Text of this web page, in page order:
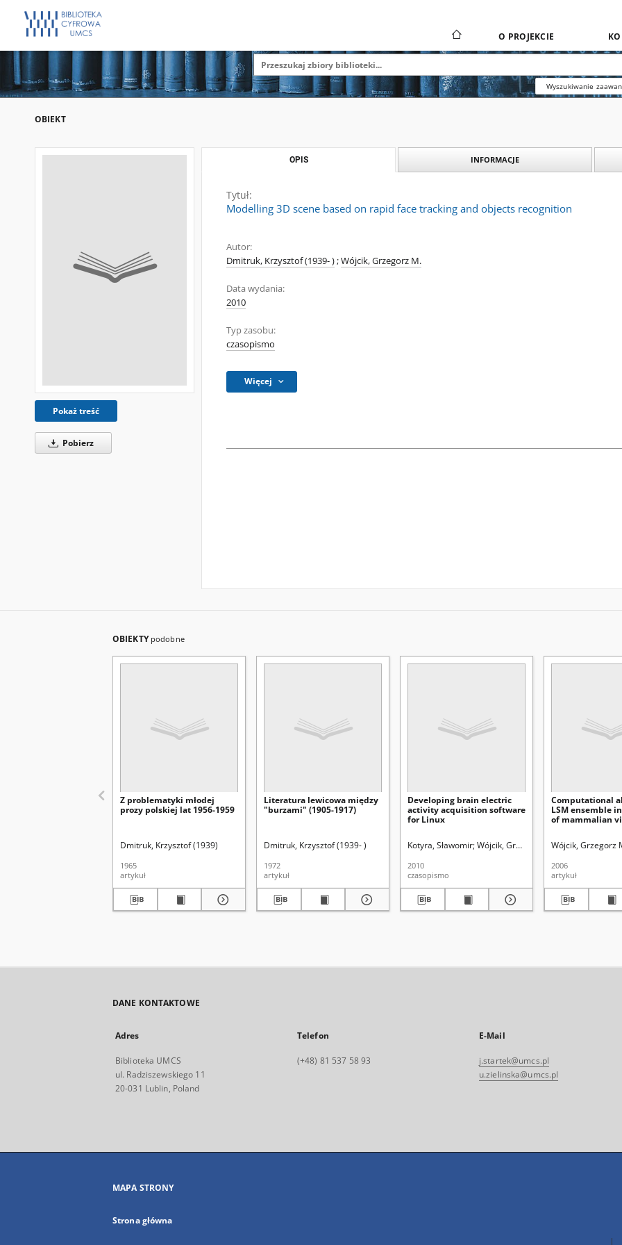
O PROJEKCIE
Wyszukiwanie
OBIEKT
Pokaż treść
Pobierz
OPIS INFORMACJE
Tytuł:
Modelling 3D scene based on rapid face tracking and objects recognition
Autor:
Dmitruk, Krzysztof (1939- );Wójcik, Grzegorz M.
Data wydania:
2010
Typ zasobu:
czasopismo
Więcej
OBIEKTY podobne
Z problematyki młodej
prozy polskiej lat 1956-1959
Dmitruk, Krzysztof (1939)
1965
artykuł
Literatura lewicowa między
"burzami" (1905-1917)
Dmitruk, Krzysztof (1939- )
1972
artykuł
Developing brain electric
activity acquisition software
for Linux
Kotyra, Sławomir Wójcik, Grzegorz M. Uniwersytet
2010
czasopismo
Computational
LSM ensemble
of mammalian
Wójcik, Grzegorz
2006
artykuł
DANE KONTAKTOWE
Adres
Biblioteka UMCS
ul. Radziszewskiego 11
20-031 Lublin, Poland
Telefon
(+48) 81 537 58 93
E-Mail
j.startek@umcs.pl
u.zielinska@umcs.pl
MAPA STRONY
Strona główna